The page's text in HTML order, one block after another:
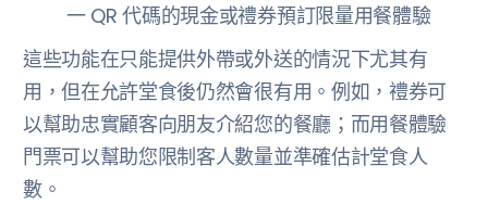
一 QR 代碼的現金或禮券預訂限量用餐體驗
這些功能在只能提供外帶或外送的情況下尤其有
用，但在允許堂食後仍然會很有用。例如，禮券可
以幫助忠實顧客向朋友介紹您的餐廳；而用餐體驗
門票可以幫助您限制客人數量並準確估計堂食人
數。